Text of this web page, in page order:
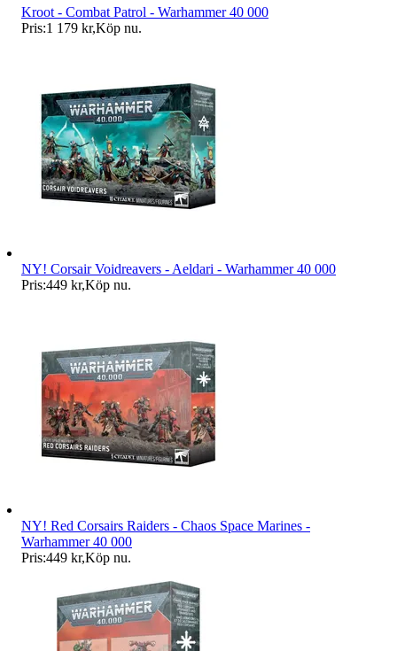
Kroot - Combat Patrol - Warhammer 40 000
Pris:1 179 kr,Köp nu.
NY! Corsair Voidreavers - Aeldari - Warhammer 40 000
Pris:449 kr,Köp nu.
NY! Red Corsairs Raiders - Chaos Space Marines -
Warhammer 40 000
Pris:449 kr,Köp nu.